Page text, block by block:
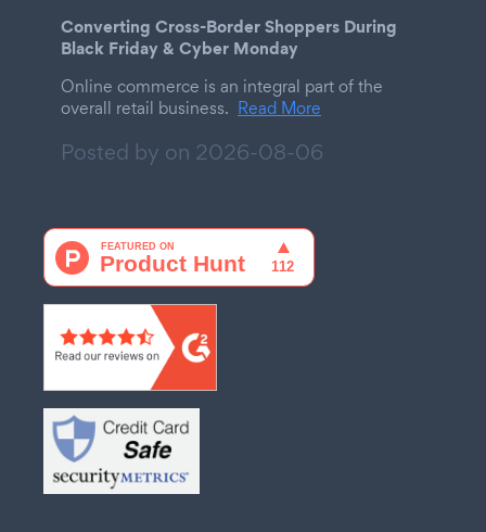
Converting Cross-Border Shoppers During
Black Friday & Cyber Monday
Online commerce is an integral part of the
overall retail business. Read More
Posted by on 2026-08-06